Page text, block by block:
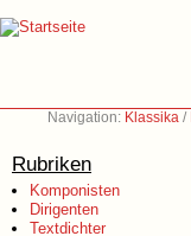
Navigation: Klassika /
Rubriken
Komponisten
Dirigenten
Textdichter